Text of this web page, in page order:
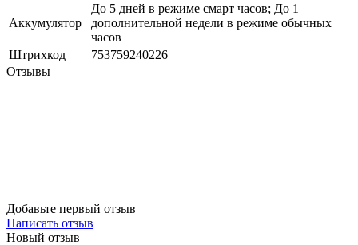
Аккумулятор
До 5 дней в режиме смарт часов; До 1
дополнительной недели в режиме обычных
часов
Штрихкод
753759240226
Отзывы
Добавьте первый отзыв
Написать отзыв
Новый отзыв